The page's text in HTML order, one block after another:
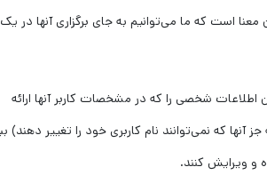
است که ما می‌توانیم به جای برگزاری آنها در
شخصی را که در مشخصات کاربر آنها ارائه
که نمی‌توانند نام کاربری خود را تغییر دهند)
و ویرایش کنند.